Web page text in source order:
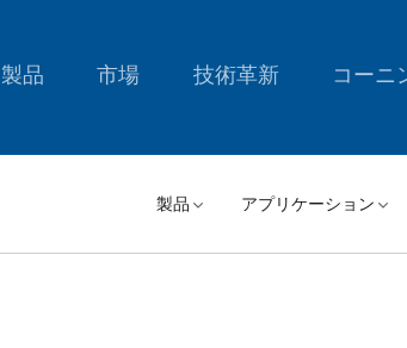
製品 市場 技術革新 コーニ
製品 アプリケーション